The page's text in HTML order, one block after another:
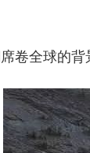
卷全球的背